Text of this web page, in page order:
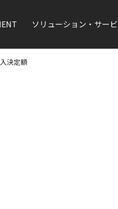
ソリューション・サー
決定額